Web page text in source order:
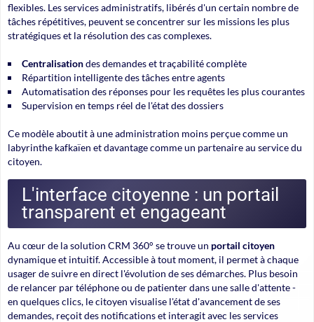
flexibles. Les services administratifs, libérés d'un certain nombre de
tâches répétitives, peuvent se concentrer sur les missions les plus
stratégiques et la résolution des cas complexes.
Centralisationdes demandes et traçabilité complète
Répartition intelligente des tâches entre agents
Automatisation des réponses pour les requêtes les plus courantes
Supervision en temps réel de l'état des dossiers
Ce modèle aboutit à une administration moins perçue comme un
labyrinthe kafkaïen et davantage comme un partenaire au service du
citoyen.
L'interface citoyenne : un portail
transparent et engageant
Au cœur de la solution CRM 360° se trouve un portail citoyen
dynamique et intuitif. Accessible à tout moment, il permet à chaque
usager de suivre en direct l'évolution de ses démarches. Plus besoin
de relancer par téléphone ou de patienter dans une salle d'attente -
en quelques clics, le citoyen visualise l'état d'avancement de ses
demandes, reçoit des notifications et interagit avec les services